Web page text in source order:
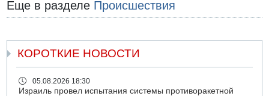
Еще в разделе Происшествия
КОРОТКИЕ НОВОСТИ
05.08.2026 18:30
Израиль провел испытания системы противоракетной